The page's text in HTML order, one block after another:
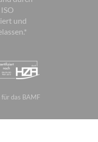
und
das BAMF